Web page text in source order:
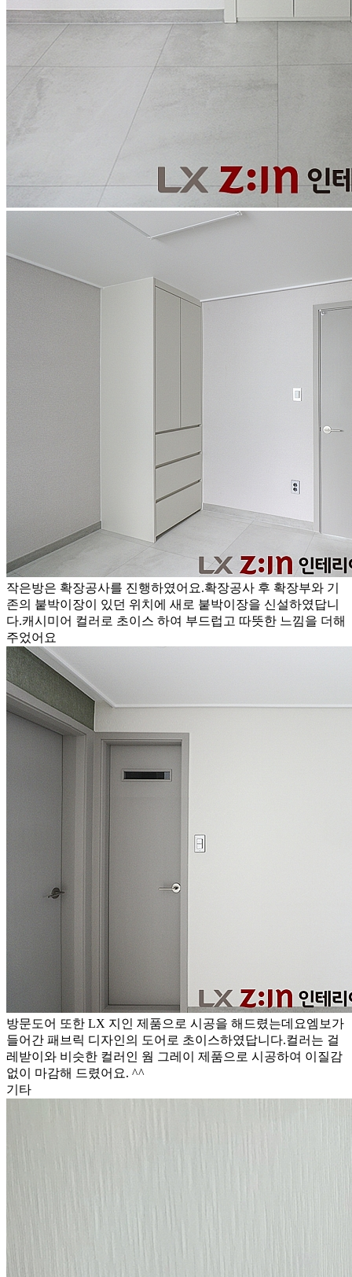
작은방은 확장공사를 진행하였어요.확장공사 후 확장부와 기
존의 붙박이장이 있던 위치에 새로 붙박이장을 신설하였답니
다.캐시미어 컬러로 초이스 하여 부드럽고 따뜻한 느낌을 더해
주었어요
방문도어 또한 LX 지인 제품으로 시공을 해드렸는데요엠보가
들어간 패브릭 디자인의 도어로 초이스하였답니다.컬러는 걸
레받이와 비슷한 컬러인 웜 그레이 제품으로 시공하여 이질감
없이 마감해 드렸어요. ^^
기타